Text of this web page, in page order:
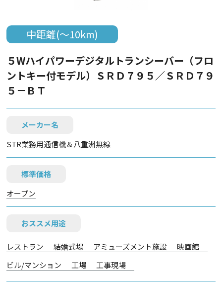
中距離(～10km)
５Wハイパワーデジタルトランシーバー（フロ
ントキー付モデル）ＳＲＤ７９５／ＳＲＤ７９
５－ＢＴ
メーカー名
STR業務用通信機＆八重洲無線
標準価格
オープン
おススメ用途
レストラン 結婚式場 アミューズメント施設
映画館
ビル/マンション
工場 工事現場